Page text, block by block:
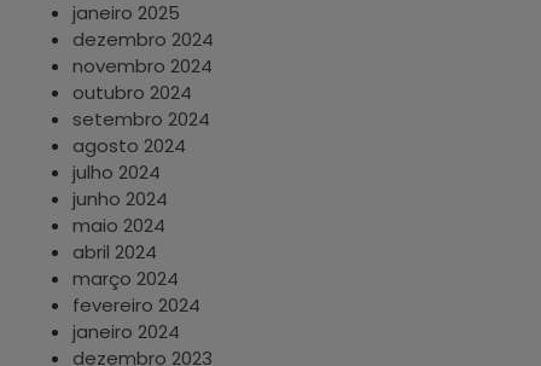
janeiro 2025
dezembro 2024
novembro 2024
outubro 2024
setembro 2024
agosto 2024
julho 2024
junho 2024
maio 2024
abril 2024
março 2024
fevereiro 2024
janeiro 2024
dezembro 2023